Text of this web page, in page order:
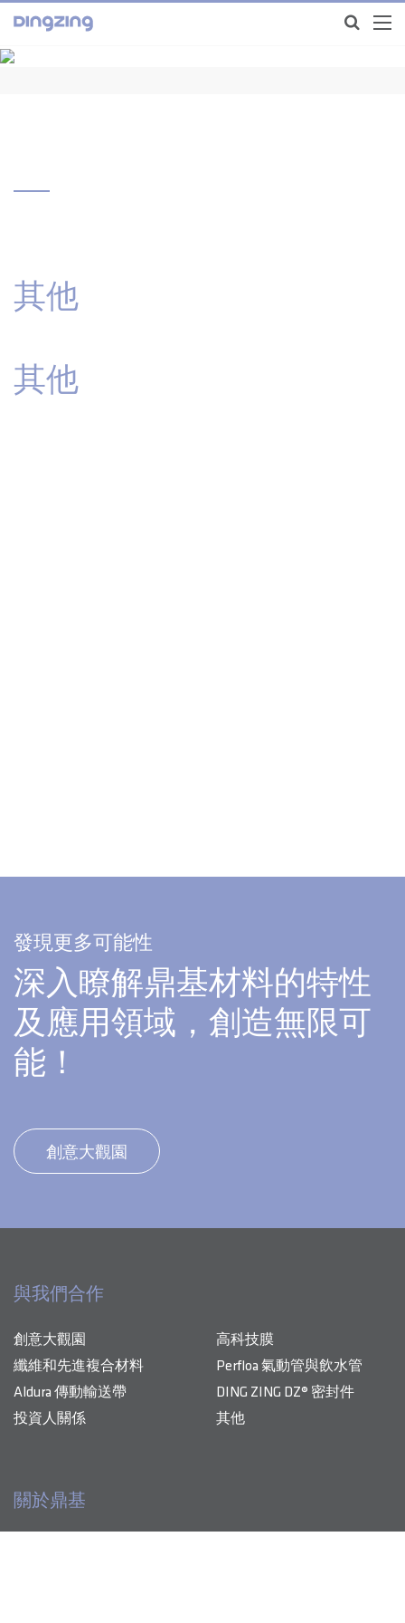
其他
其他
發現更多可能性
深入瞭解鼎基材料的特性
及應用領域，創造無限可
能！
創意大觀園
與我們合作
創意大觀園
高科技膜
纖維和先進複合材料
Perfloa 氣動管與飲水管
Aldura 傳動輸送帶
DING ZING DZ® 密封件
投資人關係
其他
關於鼎基